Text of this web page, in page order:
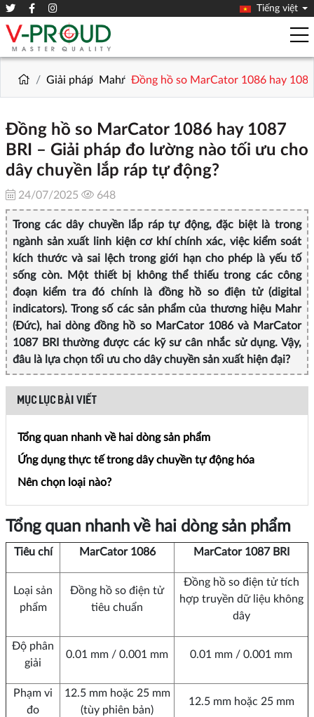
Tiếng việt
Giải pháp Mahr Đồng hồ so MarCator 1086 hay
Đồng hồ so MarCator 1086 hay 1087
BRI – Giải pháp đo lường nào tối ưu cho
dây chuyền lắp ráp tự động?
24/07/2025 648
Trong các dây chuyền lắp ráp tự động, đặc biệt là trong
ngành sản xuất linh kiện cơ khí chính xác, việc kiểm soát
kích thước và sai lệch trong giới hạn cho phép là yếu tố
sống còn. Một thiết bị không thể thiếu trong các công
đoạn kiểm tra đó chính là đồng hồ so điện tử (digital
indicators). Trong số các sản phẩm của thương hiệu Mahr
(Đức), hai dòng đồng hồ so MarCator 1086 và MarCator
1087 BRI thường được các kỹ sư cân nhắc sử dụng. Vậy,
đâu là lựa chọn tối ưu cho dây chuyền sản xuất hiện đại?
MỤC LỤC BÀI VIẾT
Tổng quan nhanh về hai dòng sản phẩm
Ứng dụng thực tế trong dây chuyền tự động hóa
Nên chọn loại nào?
Tổng quan nhanh về hai dòng sản phẩm
Tiêu chí MarCator 1086 MarCator 1087 BRI
Loại sản
phẩm
Đồng hồ so điện tử
tiêu chuẩn
Đồng hồ so điện tử tích
hợp truyền dữ liệu không
dây
Độ phân
giải
0.01 mm / 0.001 mm 0.01 mm / 0.001 mm
Phạm vi
đo
12.5 mm hoặc 25 mm
(tùy phiên bản)
12.5 mm hoặc 25 mm